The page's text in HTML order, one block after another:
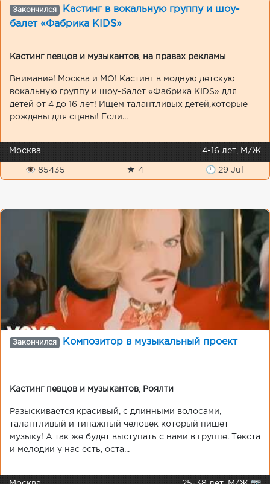
Закончился
Кастинг в вокальную группу и шоу-
балет «Фабрика KIDS»
Кастинг певцов и музыкантов на правах рекламы
Внимание! Москва и МО! Кастинг в модную детскую
вокальную группу и шоу-балет «Фабрика KIDS» для
детей от 4 до 16 лет! Ищем талантливых детей,которые
рождены для сцены! Если...
Москва 4-16 лет, М/Ж
👁 85435 ★ 4 🕒 29 Jul
Закончился Композитор в музыкальный проект
Кастинг певцов и музыкантов Роялти
Разыскивается красивый, с длинными волосами,
талантливый и типажный человек который пишет
музыку! А так же будет выступать с нами в группе. Текста
и мелодии у нас есть, оста...